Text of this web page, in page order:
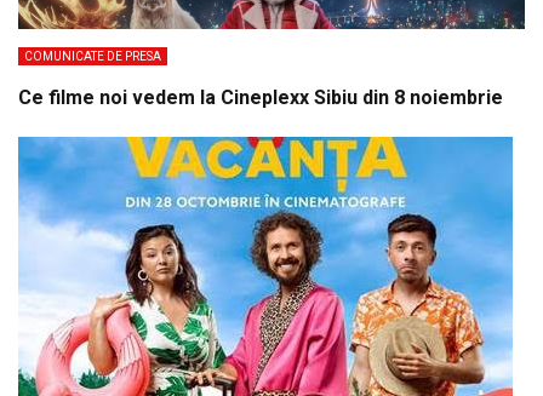
COMUNICATE DE PRESA
Ce filme noi vedem la Cineplexx Sibiu din 8 noiembrie